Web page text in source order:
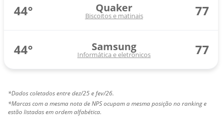
44° Quaker
Biscoitos e matinais 77
44° Samsung
Informática e eletrônicos 77
*Dados coletados entre dez/25 e fev/26.
*Marcas com a mesma nota de NPS ocupam a mesma posição no ranking e
estão listadas em ordem alfabética.